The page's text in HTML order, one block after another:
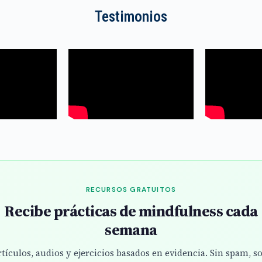
Testimonios
RECURSOS GRATUITOS
Recibe prácticas de mindfulness cada
semana
audios y ejercicios basados en evidencia. Sin spam,